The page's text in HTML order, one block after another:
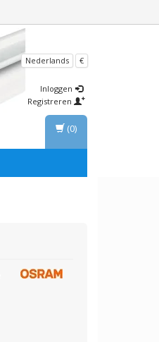
Nederlands €
Inloggen
Registreren
(0)